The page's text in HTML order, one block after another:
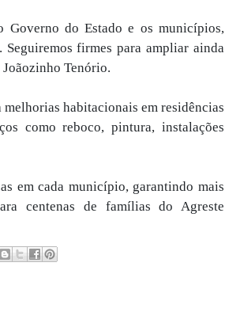
do Estado e os municípios,
firmes para ampliar ainda
Joãozinho Tenório.
habitacionais em residências
como reboco, pintura, instalações
em cada município, garantindo mais
centenas de famílias do Agreste